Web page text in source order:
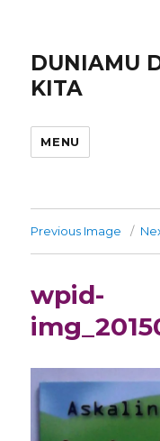
DUNIAMU
KITA
MENU
Previous Image
wpid-